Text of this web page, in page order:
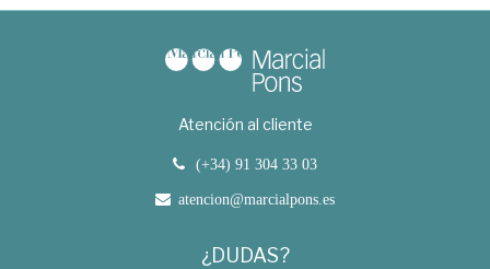
Atención al cliente
(+34) 91 304 33 03
atencion@marcialpons.es
¿DUDAS?